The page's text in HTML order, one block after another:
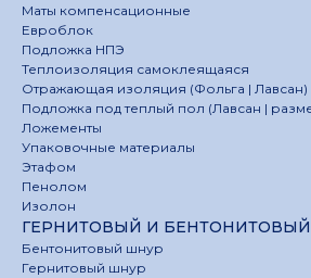
Маты компенсационные
Евроблок
Подложка НПЭ
Теплоизоляция самоклеящаяся
Отражающая изоляция (Фольга | Лавсан)
Подложка под теплый пол (Лавсан |
Ложементы
Упаковочные материалы
Этафом
Пенолом
Изолон
ГЕРНИТОВЫЙ И
Бентонитовый шнур
Гернитовый шнур